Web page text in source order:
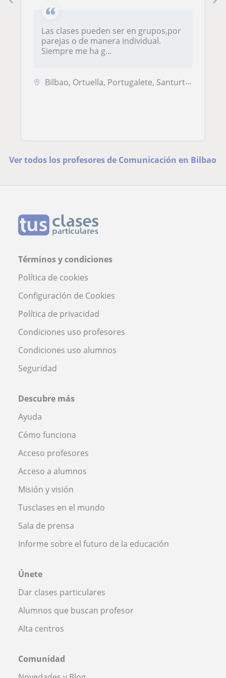
Las clases pueden ser en grupos,por
parejas o de manera individual.
Siempre me ha g...
Bilbao, Ortuella, Portugalete, Santurtzi, Zierbena
Ver todos los profesores de Comunicación en Bilbao
Términos y condiciones
Política de cookies
Configuración de Cookies
Política de privacidad
Condiciones uso profesores
Condiciones uso alumnos
Seguridad
Descubre más
Ayuda
Cómo funciona
Acceso profesores
Acceso a alumnos
Misión y visión
Tusclases en el mundo
Sala de prensa
Informe sobre el futuro de la educación
Únete
Dar clases particulares
Alumnos que buscan profesor
Alta centros
Comunidad